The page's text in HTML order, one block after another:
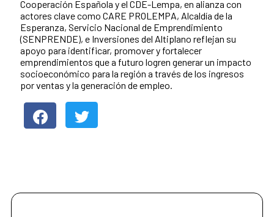
Cooperación Española y el CDE-Lempa, en alianza con
actores clave como CARE PROLEMPA, Alcaldía de la
Esperanza, Servicio Nacional de Emprendimiento
(SENPRENDE), e Inversiones del Altiplano reflejan su
apoyo para identificar, promover y fortalecer
emprendimientos que a futuro logren generar un impacto
socioeconómico para la región a través de los ingresos
por ventas y la generación de empleo.